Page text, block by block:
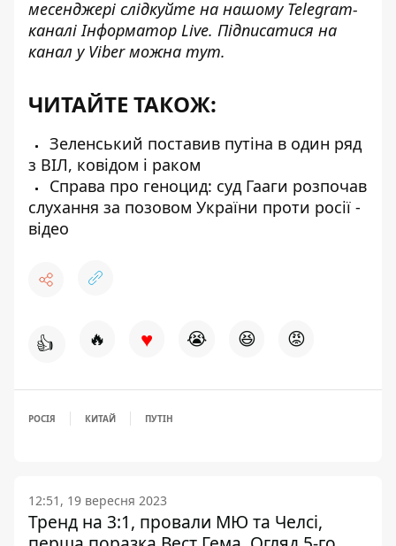
месенджері слідкуйте на нашому Telegram-
каналіІнформатор Live. Підписатися на
канал у Viber можна тут.
ЧИТАЙТЕ ТАКОЖ:
Зеленський поставив путіна в один ряд
з ВІЛ, ковідом і раком
Справа про геноцид: суд Гааги розпочав
слухання за позовом України проти росії -
відео
👍 🔥 ♥ 😭 😆 😡
РОСІЯ КИТАЙ ПУТІН
12:51, 19 вересня 2023
Тренд на 3:1, провали МЮ та Челсі,